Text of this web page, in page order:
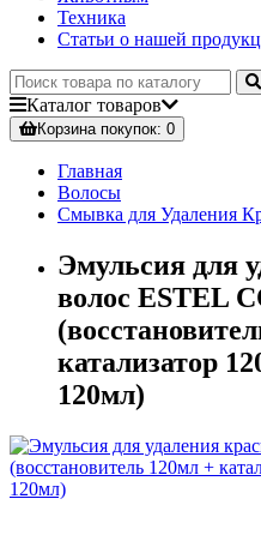
Техника
Статьи о нашей
Каталог товаров
Корзинапокупок: 0
Главная
Волосы
Смывка для Удаления
Эмульсия для
волос ESTEL
катализатор
120мл)